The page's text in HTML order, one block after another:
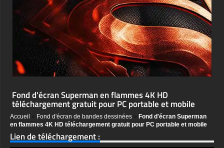
Fond d'écran Superman en flammes 4K HD
téléchargement gratuit pour PC portable et mobile
Accueil Fond d'écran de bandes dessinées
Fond d'écran Superman
en flammes 4K HD téléchargement gratuit pour PC portable et mobile
Lien de téléchargement :